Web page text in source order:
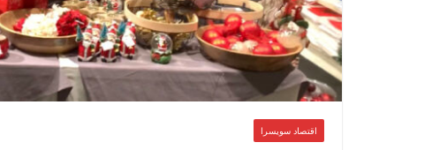
اقتصاد سويسرا